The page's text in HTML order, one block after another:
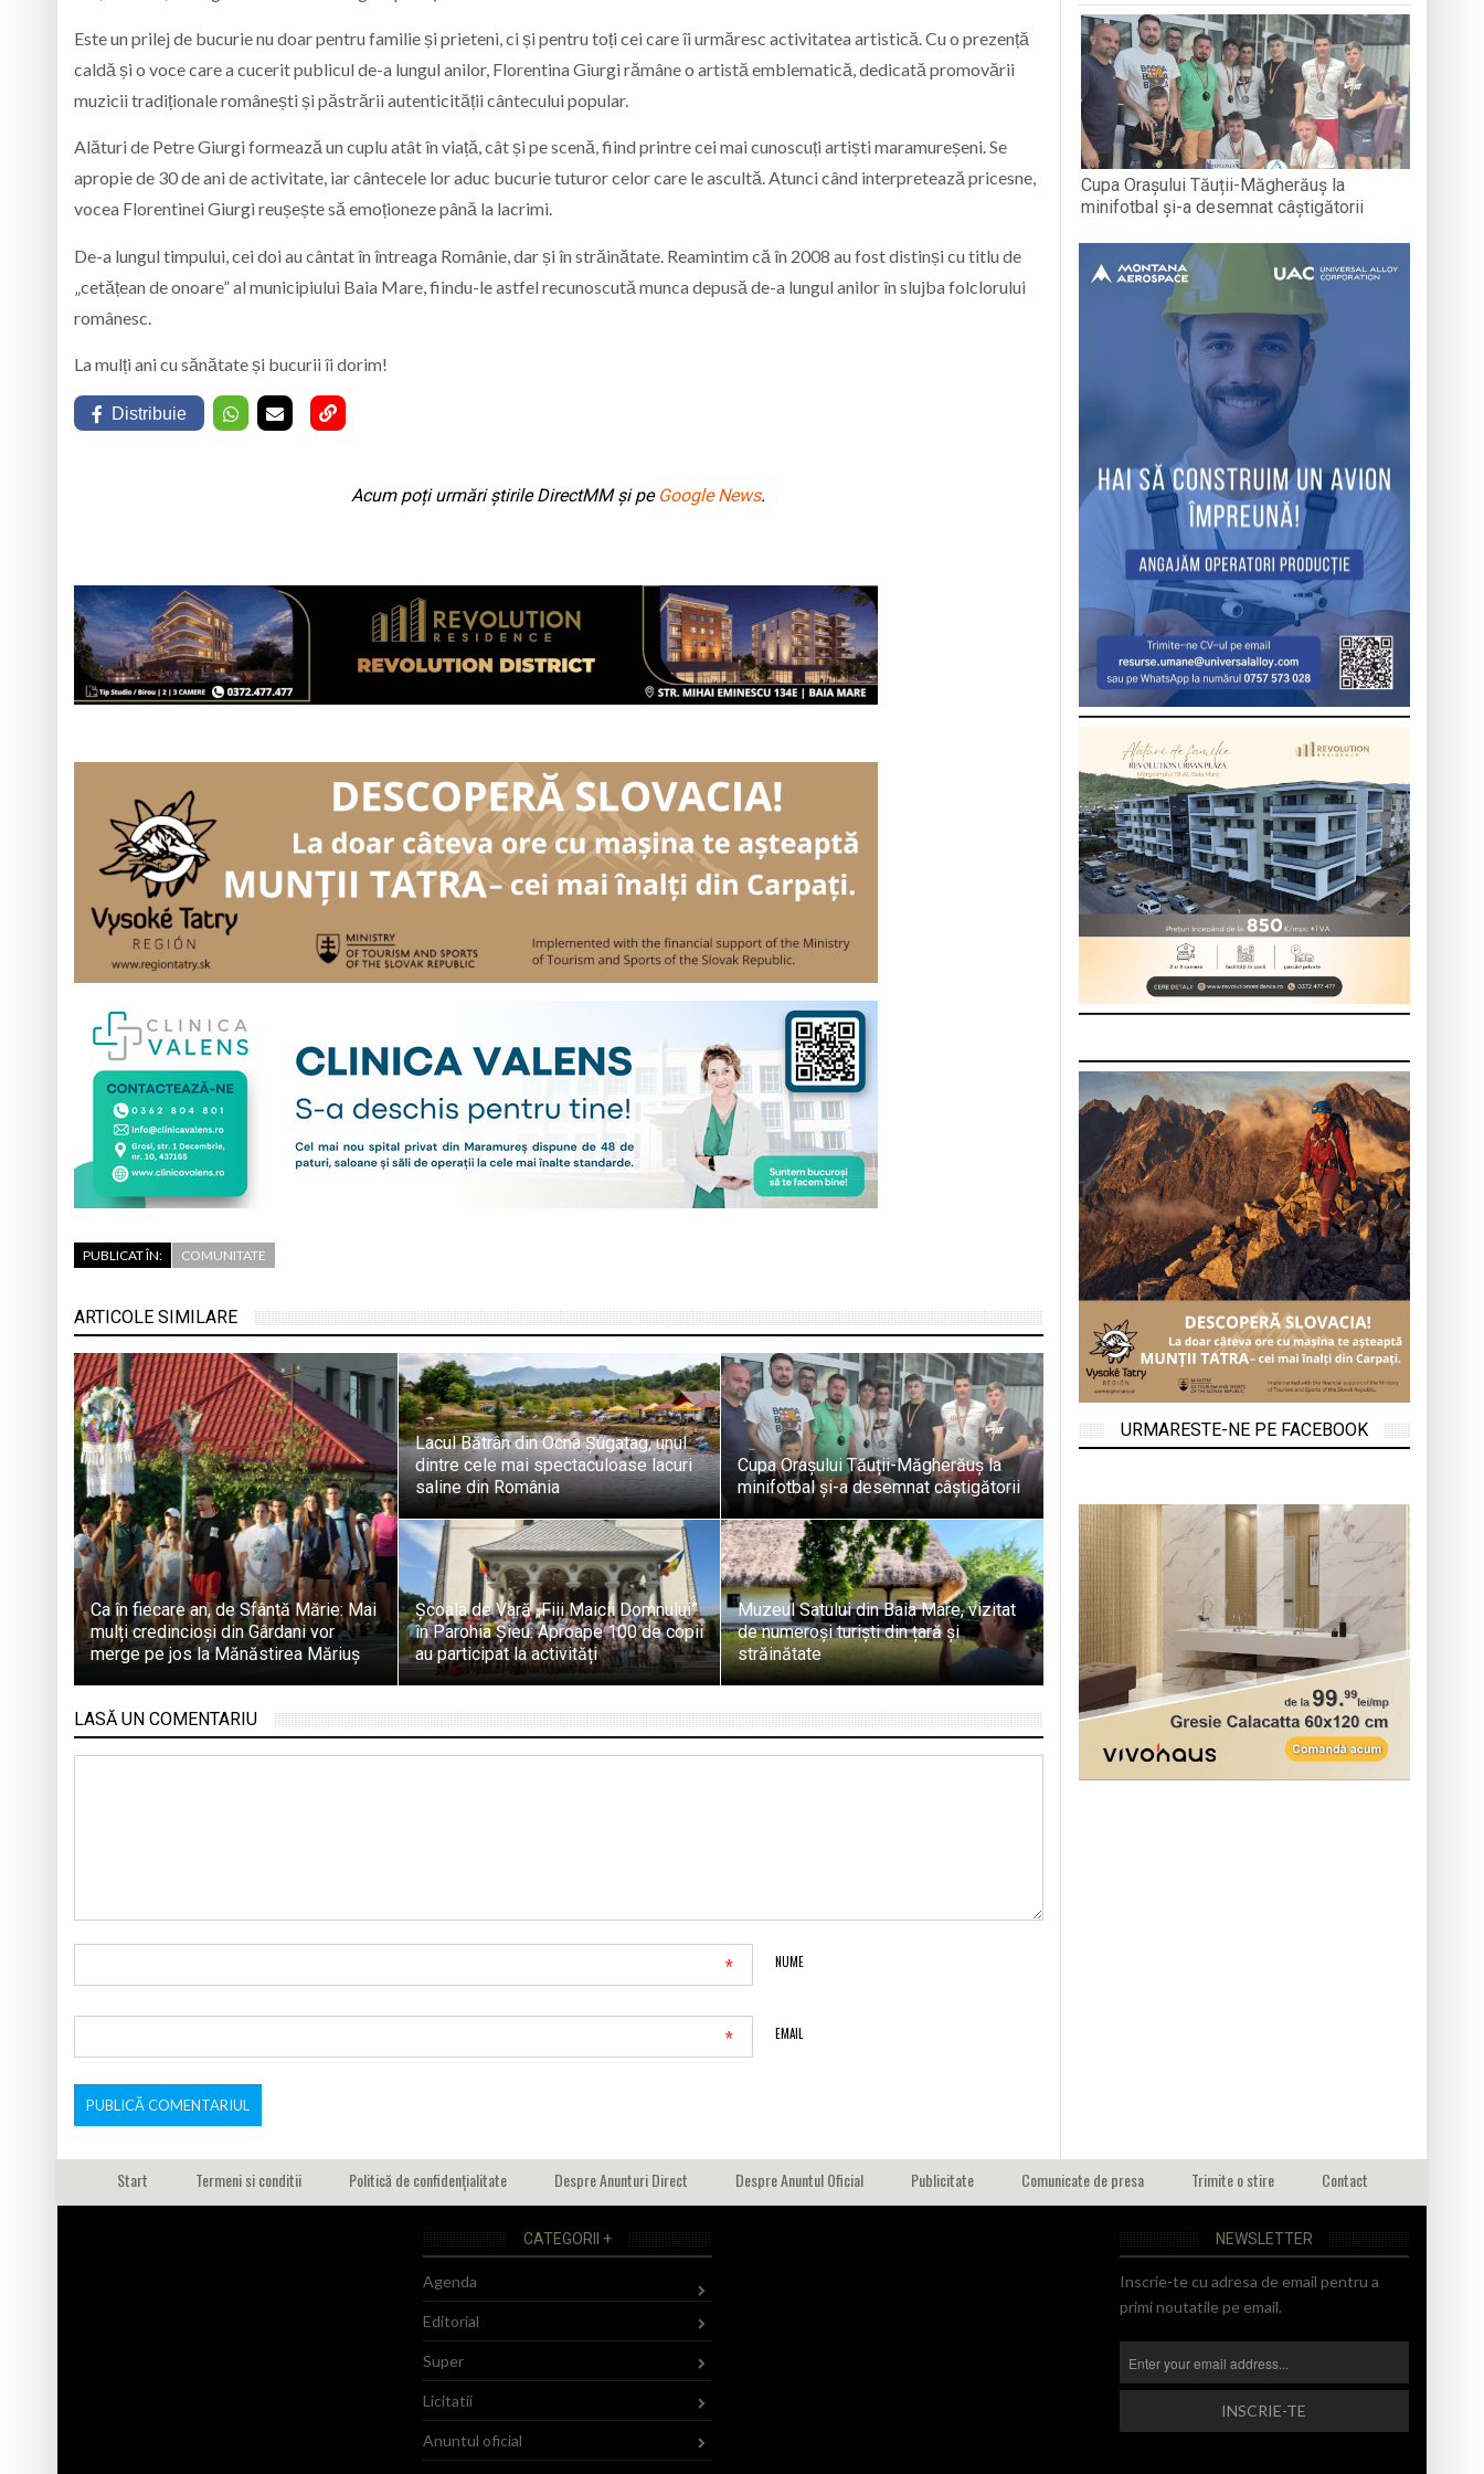
Este un prilej de bucurie nu doar pentru familie și prieteni, ci și pentru toți cei care îi urmăresc activitatea artistică. Cu o prezență
caldă și o voce care a cucerit publicul de-a lungul anilor, Florentina Giurgi rămâne o artistă emblematică, dedicată promovării
muzicii tradiționale românești și păstrării autenticității cântecului popular.
Alături de Petre Giurgi formează un cuplu atât în viață, cât și pe scenă, fiind printre cei mai cunoscuți artiști maramureșeni. Se
apropie de 30 de ani de activitate, iar cântecele lor aduc bucurie tuturor celor care le ascultă. Atunci când interpretează pricesne,
vocea Florentinei Giurgi reușește să emoționeze până la lacrimi.
De-a lungul timpului, cei doi au cântat în întreaga Românie, dar și în străinătate. Reamintim că în 2008 au fost distinși cu titlu de
„cetățean de onoare” al municipiului Baia Mare, fiindu-le astfel recunoscută munca depusă de-a lungul anilor în slujba folclorului
românesc.
La mulți ani cu sănătate și bucurii îi dorim!
Distribuie
Acum poți urmări știrile DirectMM și pe Google News.
PUBLICAT ÎN: COMUNITATE
ARTICOLE SIMILARE
Ca în fiecare an, de Sfântă Mărie: Mai
mulți credincioși din Gârdani vor
merge pe jos la Mănăstirea Măriuș
Lacul Bătrân din Ocna Șugatag, unul
dintre cele mai spectaculoase lacuri
saline din România
Cupa Orașului Tăuții-Măgherăuș la
minifotbal și-a desemnat câștigătorii
Școala de Vară „Fiii Maicii Domnului”
în Parohia Șieu: Aproape 100 de copii
au participat la activități
Muzeul Satului din Baia Mare, vizitat
de numeroși turiști din țară și
străinătate
LASĂ UN COMENTARIU
NUME
*
EMAIL
*
Cupa Orașului Tăuții-Măgherăuș la
minifotbal și-a desemnat câștigătorii
URMARESTE-NE PE FACEBOOK
Start Termeni si conditii Politică de confidențialitate Despre Anunturi Direct Despre Anuntul Oficial Publicitate Comunicate de presa Trimite o stire Contact
CATEGORII +
Agenda
Editorial
Super
Licitatii
Anuntul oficial
NEWSLETTER
Inscrie-te cu adresa de email pentru a
primi noutatile pe email.